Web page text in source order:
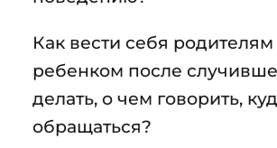
Как вести себя родителям
ребенком после
делать, о чем говорить,
обращаться?